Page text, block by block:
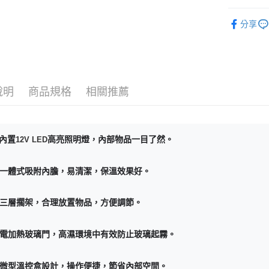
【「分享
明 商品規格 相關推薦
內置12V LED高亮照明燈，內部物品一目了然。
一體式吸附內膽，易清潔，保溫效果好。
三層擱架，合理放置物品，方便調節。
電加熱玻璃門，高濕環境中有效防止玻璃起霧。
微型溫控盒設計，操作便捷，節省內部空間。